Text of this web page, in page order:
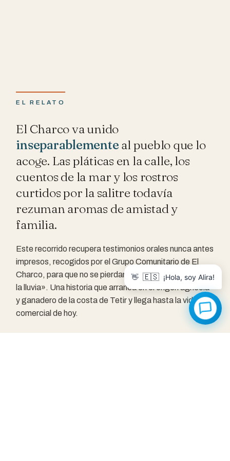
EL RELATO
El Charco va unido
inseparablemente al pueblo que lo
acoge. Las pláticas en la calle, los
cuentos de la mar y los rostros
curtidos por la salitre todavía
rezuman aromas de amistad y
familia.
Este recorrido recupera testimonios orales nunca antes
impresos, recogidos por el Grupo Comunitario de El
Charco, para que no se pierdan «como las lágrimas en
la lluvia». Una historia que arranca en el origen agrícola
y ganadero de la costa de Tetir y llega hasta la vida
comercial de hoy.
👋 🇪🇸 ¡Hola, soy Alira!